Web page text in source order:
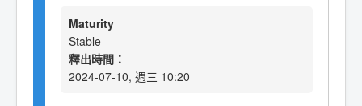
Maturity
Stable
釋出時間：
2024-07-10, 週三 10:20